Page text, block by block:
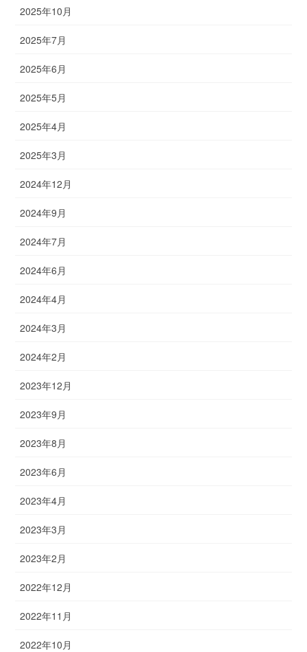
2025年10月
2025年7月
2025年6月
2025年5月
2025年4月
2025年3月
2024年12月
2024年9月
2024年7月
2024年6月
2024年4月
2024年3月
2024年2月
2023年12月
2023年9月
2023年8月
2023年6月
2023年4月
2023年3月
2023年2月
2022年12月
2022年11月
2022年10月